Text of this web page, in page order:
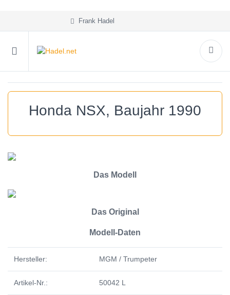
Frank Hadel
Honda NSX, Baujahr 1990
Das Modell
Das Original
Modell-Daten
Hersteller: MGM / Trumpeter
Artikel-Nr.: 50042 L